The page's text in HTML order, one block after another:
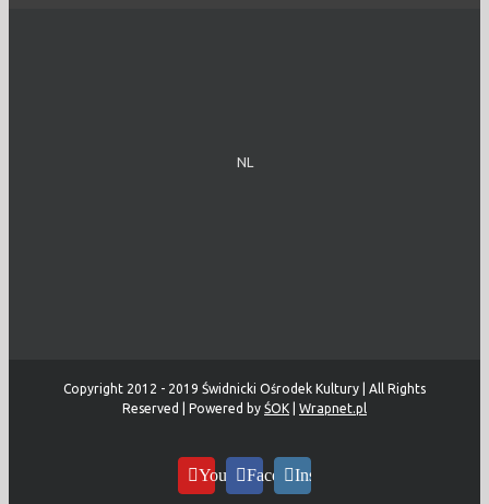
NL
Copyright 2012 - 2019 Świdnicki Ośrodek Kultury | All Rights
Reserved | Powered by ŚOK Wrapnet.pl
YouTubeFacebookInstagram